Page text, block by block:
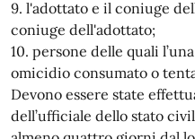
9. l'adottato e il coniuge
coniuge dell'adottato;
10. persone delle quali
omicidio consumato o
Devono essere state
dell’ufficiale dello stato